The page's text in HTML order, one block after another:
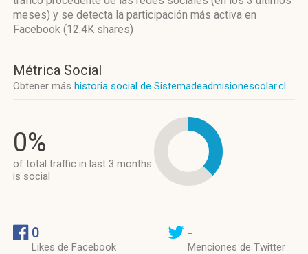
meses) y se detecta la participación más activa en
Facebook (12.4K shares)
Métrica Social
Obtener más historia social de Sistemadeadmisionescolar.cl
0%
of total traffic in last 3 months
is social
0
Likes de Facebook
-
Menciones de Twitter